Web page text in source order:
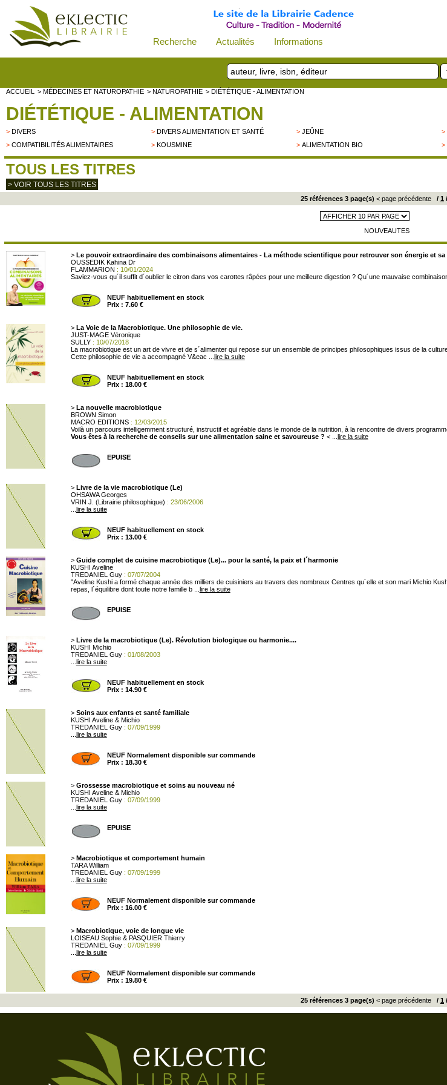
Recherche Actualités Informations
ACCUEIL > MÉDECINES ET NATUROPATHIE > NATUROPATHIE > DIÉTÉTIQUE - ALIMENTATION
DIÉTÉTIQUE - ALIMENTATION
> DIVERS >DIVERS ALIMENTATION ET SANTÉ >JEÛNE >
> COMPATIBILITÉS ALIMENTAIRES >KOUSMINE >ALIMENTATION BIO >
TOUS LES TITRES
> VOIR TOUS LES TITRES
25 références 3 page(s) < page précédente / 1 /
NOUVEAUTES
> Le pouvoir extraordinaire des combinaisons alimentaires - La méthode scientifique pour retrouver son énergie et
OUSSEDIK Kahina Dr
FLAMMARION : 10/01/2024
Saviez-vous qu´il suffit d´oublier le citron dans vos carottes râpées pour une meilleure digestion ? Qu´une mauvaise
NEUF habituellement en stock
Prix : 7.60 €
> La Voie de la Macrobiotique. Une philosophie de vie.
JUST-MAGE Véronique
SULLY: 10/07/2018
La macrobiotique est un art de vivre et de s´alimenter qui repose sur un ensemble de principes philosophiques issus de la
Cette philosophie de vie a accompagné V&eac ... lire la suite
NEUF habituellement en stock
Prix : 18.00 €
> La nouvelle macrobiotique
BROWN Simon
MACRO EDITIONS: 12/03/2015
Voilà un parcours intelligemment structuré, instructif et agréable dans le monde de la nutrition, à la rencontre de divers
Vous êtes à la recherche de conseils sur une alimentation saine et savoureuse ? < ... lire la suite
EPUISE
> Livre de la vie macrobiotique (Le)
OHSAWA Georges
VRIN J. (Librairie philosophique) : 23/06/2006
lire la suite
NEUF habituellement en stock
Prix : 13.00 €
> Guide complet de cuisine macrobiotique (Le)... pour la santé, la paix et l´harmonie
KUSHI Aveline
TREDANIEL Guy: 07/07/2004
"Aveline Kushi a formé chaque année des milliers de cuisiniers au travers des nombreux Centres qu´elle et son mari Michio
repas, l´équilibre dont toute notre famille b ... lire la suite
EPUISE
> Livre de la macrobiotique (Le). Révolution biologique ou harmonie....
KUSHI Michio
TREDANIEL Guy: 01/08/2003
lire la suite
NEUF habituellement en stock
Prix : 14.90 €
> Soins aux enfants et santé familiale
KUSHI Aveline & Michio
TREDANIEL Guy: 07/09/1999
lire la suite
NEUF Normalement disponible sur commande
Prix : 18.30 €
> Grossesse macrobiotique et soins au nouveau né
KUSHI Aveline & Michio
TREDANIEL Guy: 07/09/1999
lire la suite
EPUISE
> Macrobiotique et comportement humain
TARA William
TREDANIEL Guy: 07/09/1999
lire la suite
NEUF Normalement disponible sur commande
Prix : 16.00 €
> Macrobiotique, voie de longue vie
LOISEAU Sophie & PASQUIER Thierry
TREDANIEL Guy: 07/09/1999
lire la suite
NEUF Normalement disponible sur commande
Prix : 19.80 €
25 références 3 page(s) < page précédente / 1 /